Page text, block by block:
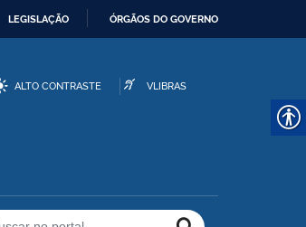
LEGISLAÇÃO ÓRGÃOS DO GOVERNO
ALTO CONTRASTE VLIBRAS